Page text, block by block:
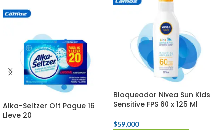
Alka-Seltzer Oft Pague 16
Lleve 20
Bloqueador Nivea Sun Kids
Sensitive FPS 60 x 125 Ml
$59,000